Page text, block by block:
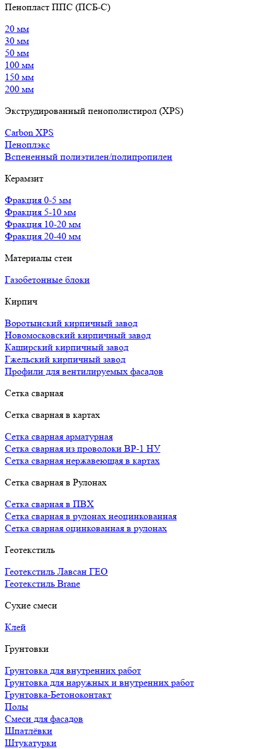
Пенопласт ППС (ПСБ-С)
20 мм
30 мм
50 мм
100 мм
150 мм
200 мм
Экструдированный пенополистирол (XPS)
Carbon XPS
Пеноплэкс
Вспененный полиэтилен/полипропилен
Керамзит
Фракция 0-5 мм
Фракция 5-10 мм
Фракция 10-20 мм
Фракция 20-40 мм
Материалы стен
Газобетонные блоки
Кирпич
Воротынский кирпичный завод
Новомосковский кирпичный завод
Каширский кирпичный завод
Гжельский кирпичный завод
Профили для вентилируемых фасадов
Сетка сварная
Сетка сварная в картах
Сетка сварная арматурная
Сетка сварная из проволоки ВР-1 НУ
Сетка сварная нержавеющая в картах
Сетка сварная в Рулонах
Сетка сварная в ПВХ
Сетка сварная в рулонах неоцинкованная
Сетка сварная оцинкованная в рулонах
Геотекстиль
Геотекстиль Лавсан ГЕО
Геотекстиль Brane
Сухие смеси
Клей
Грунтовки
Грунтовка для внутренних работ
Грунтовка для наружных и внутренних работ
Грунтовка-Бетоноконтакт
Полы
Смеси для фасадов
Шпатлёвки
Штукатурки